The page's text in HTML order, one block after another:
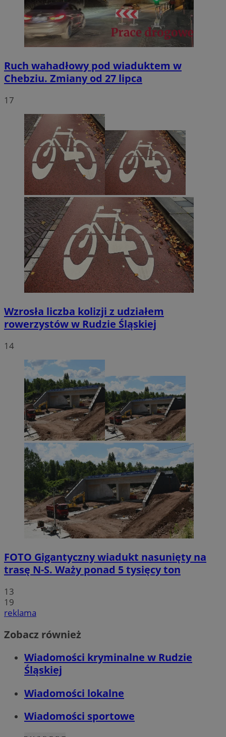
Ruch wahadłowy pod wiaduktem w
Chebziu. Zmiany od 27 lipca
17
Wzrosła liczba kolizji z udziałem
rowerzystów w Rudzie Śląskiej
14
FOTO Gigantyczny wiadukt nasunięty na
trasę N-S. Waży ponad 5 tysięcy ton
13
19
reklama
Zobacz również
Wiadomości kryminalne w Rudzie
Śląskiej
Wiadomości lokalne
Wiadomości sportowe